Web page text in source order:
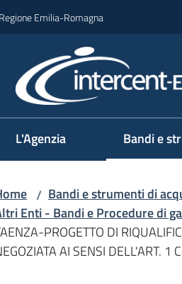
Regione Emilia-Romagna
L'Agenzia Bandi e
/ Bandi e strumenti di
Enti - Bandi e Procedure di
PROGETTO DI
AI SENSI DELL'ART.